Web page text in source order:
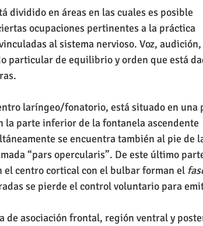
dividido en áreas en las cuales es posible
ocupaciones pertinentes a la práctica
al sistema nervioso. Voz, audición,
particular de equilibrio y orden que está
laríngeo/fonatorio, está situado en una
la parte inferior de la fontanela ascendente
se encuentra también al pie de
“pars opercularis”. De este último
el centro cortical con el bulbar forman el
se pierde el control voluntario para
de asociación frontal, región ventral y